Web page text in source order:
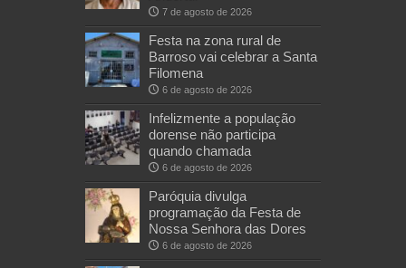
7 de agosto de 2026
Festa na zona rural de
Barroso vai celebrar a Santa
Filomena
6 de agosto de 2026
Infelizmente a população
dorense não participa
quando chamada
6 de agosto de 2026
Paróquia divulga
programação da Festa de
Nossa Senhora das Dores
6 de agosto de 2026